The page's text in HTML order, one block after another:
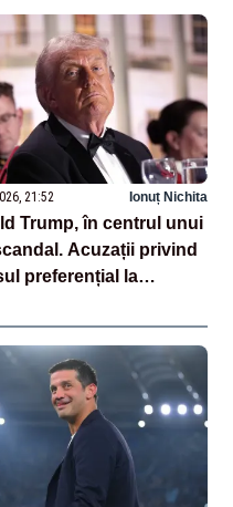
21:52 Ionuț Nichita
Trump, în centrul unui
Acuzații privind
preferențial la